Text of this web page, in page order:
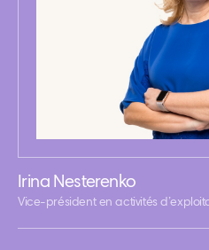
Irina Nesterenko
Vice-président en activités